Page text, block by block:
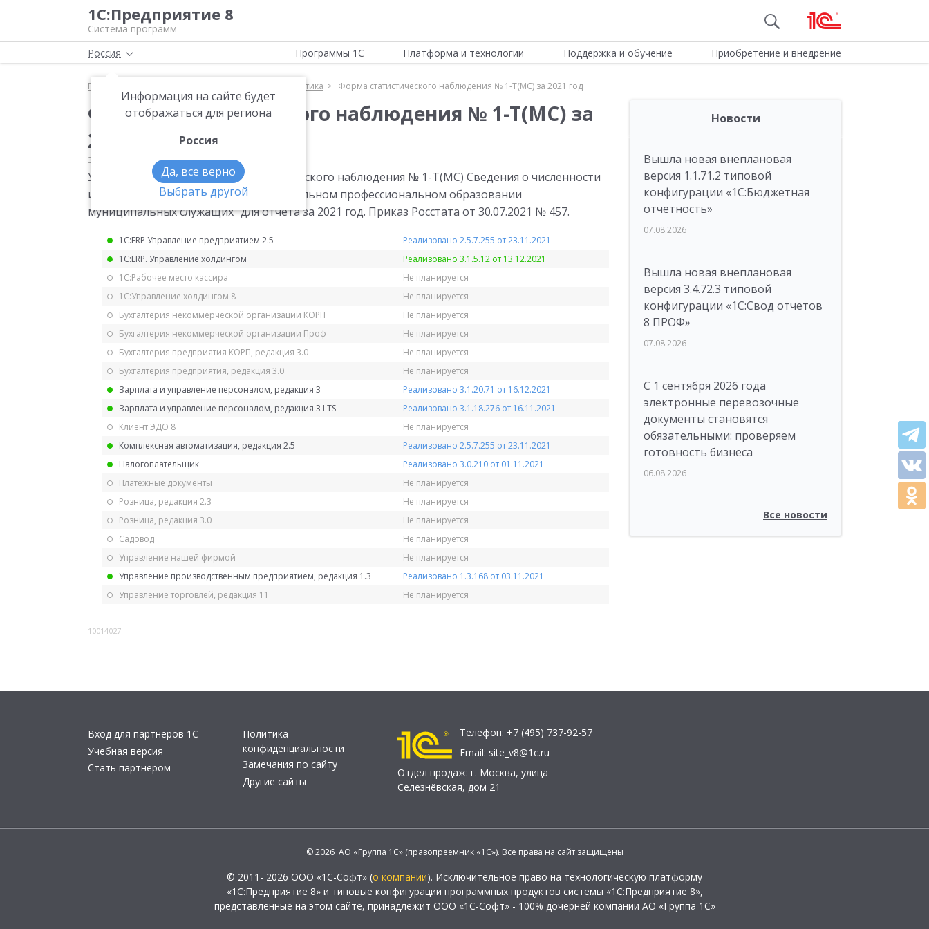
1С:Предприятие 8
Система программ
Россия
Информация на сайте будет
отображаться для региона
Россия
Да, все верно
Выбрать другой
Программы 1С Платформа и технологии Поддержка и обучение Приобретение и внедрение
Главная Статистика Форма статистического наблюдения № 1-Т(МС) за 2021 год
Форма статистического наблюдения № 1-Т(МС) за
2021 год
30.07.2021 Статистика
Утверждена годовая форма статистического наблюдения № 1-Т(МС) Сведения о численности
и фонде заработной платы, дополнительном профессиональном образовании
муниципальных служащих" для отчета за 2021 год. Приказ Росстата от 30.07.2021 № 457.
1С:ERP Управление предприятием 2.5
Реализовано 2.5.7.255 от 23.11.2021
1С:ERP. Управление холдингом
Реализовано 3.1.5.12 от 13.12.2021
1С:Рабочее место кассира
Не планируется
1С:Управление холдингом 8
Не планируется
Бухгалтерия некоммерческой организации КОРП
Не планируется
Бухгалтерия некоммерческой организации Проф
Не планируется
Бухгалтерия предприятия КОРП, редакция 3.0
Не планируется
Бухгалтерия предприятия, редакция 3.0
Не планируется
Зарплата и управление персоналом, редакция 3
Реализовано 3.1.20.71 от 16.12.2021
Зарплата и управление персоналом, редакция 3 LTS
Реализовано 3.1.18.276 от 16.11.2021
Клиент ЭДО 8
Не планируется
Комплексная автоматизация, редакция 2.5
Реализовано 2.5.7.255 от 23.11.2021
Налогоплательщик
Реализовано 3.0.210 от 01.11.2021
Платежные документы
Не планируется
Розница, редакция 2.3
Не планируется
Розница, редакция 3.0
Не планируется
Садовод
Не планируется
Управление нашей фирмой
Не планируется
Управление производственным предприятием, редакция 1.3
Реализовано 1.3.168 от 03.11.2021
Управление торговлей, редакция 11
Не планируется
10014027
Новости
Вышла новая внеплановая
версия 1.1.71.2 типовой
конфигурации «1C:Бюджетная
отчетность»
07.08.2026
Вышла новая внеплановая
версия 3.4.72.3 типовой
конфигурации «1C:Свод отчетов
8 ПРОФ»
07.08.2026
С 1 сентября 2026 года
электронные перевозочные
документы становятся
обязательными: проверяем
готовность бизнеса
06.08.2026
Все новости
Вход для партнеров 1С
Учебная версия
Стать партнером
Политика
конфиденциальности
Замечания по сайту
Другие сайты
Телефон: +7 (495) 737-92-57
Email: site_v8@1c.ru
Отдел продаж: г. Москва, улица
Селезнёвская, дом 21
© 2026 АО «Группа 1С» (правопреемник «1С»). Все права на сайт защищены
© 2011- 2026 ООО «1С-Софт» (о компании). Исключительное право на технологическую платформу
«1С:Предприятие 8» и типовые конфигурации программных продуктов системы «1С:Предприятие 8»,
представленные на этом сайте, принадлежит ООО «1С-Софт» - 100% дочерней компании АО «Группа 1С»